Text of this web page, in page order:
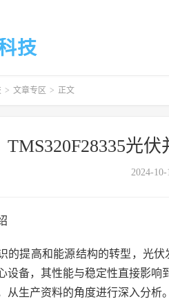
技
> 文章专区 > 正文
TMS320F28335光
2024-10-
的提高和能源结构的转型，光
设备，其性能与稳定性直接影响
从生产资料的角度进行深入分析。